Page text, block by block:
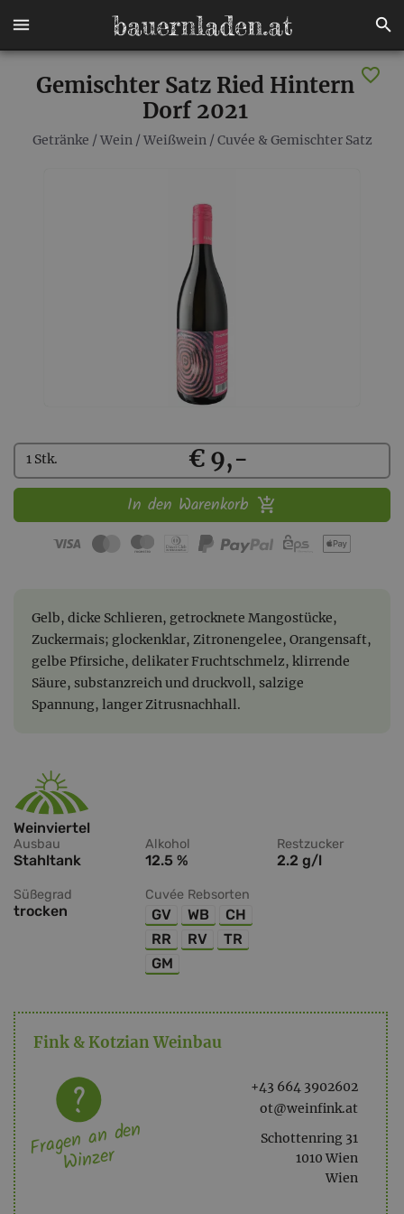
Gemischter Satz Ried Hintern
Dorf 2021
Getränke / Wein/ Weißwein/ Cuvée & Gemischter Satz
Kaufen
1 Stk. € 9,-
In den Warenkorb
Gelb, dicke Schlieren, getrocknete Mangostücke,
Zuckermais; glockenklar, Zitronengelee, Orangensaft,
gelbe Pfirsiche, delikater Fruchtschmelz, klirrende
Säure, substanzreich und druckvoll, salzige
Spannung, langer Zitrusnachhall.
Weinviertel
Ausbau
Stahltank
Alkohol
12.5 %
Restzucker
2.2 g/l
Süßegrad
trocken
Cuvée Rebsorten
GV WB
CH
RR
RV
TR
GM
Fink & Kotzian Weinbau
+43 664 3902602
ot@weinfink.at
Schottenring 31
1010 Wien
Wien
Fragen an den
Winzer